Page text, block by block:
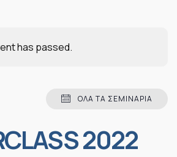
has passed.
ΌΛΑ ΤΑ ΣΕΜΙΝΆΡΙΑ
2022